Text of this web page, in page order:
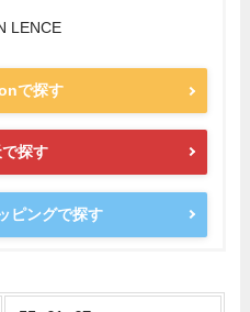
LENCE
で探す
探す
ピングで探す